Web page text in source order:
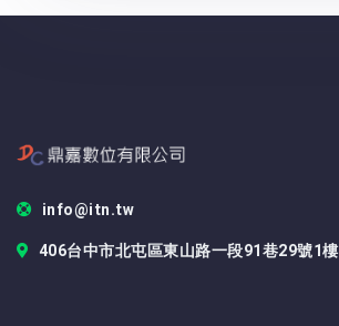
info@itn.tw
406台中市北屯區東山路一段91巷29號1樓